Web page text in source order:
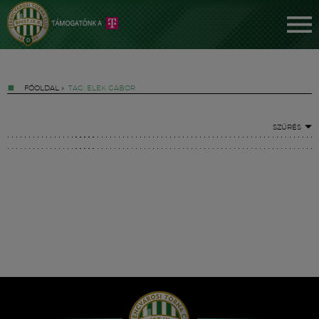
FŐOLDAL » TAG: ELEK GÁBOR
SZŰRÉS
Hírek